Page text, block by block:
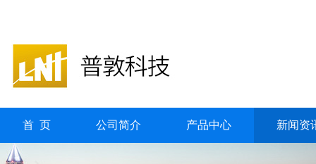
首 页 公司简介 产品中心 新闻资